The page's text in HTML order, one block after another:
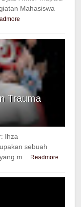
Mahasiswa
Trauma
Ihza
sebuah
m...
Readmore